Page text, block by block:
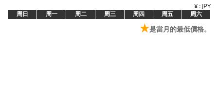
¥ : JPY
周日 周一 周二 周三 周四 周五 周六
★是當月的最低價格。